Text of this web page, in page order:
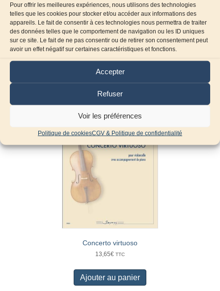
Pour offrir les meilleures expériences, nous utilisons des technologies
telles que les cookies pour stocker et/ou accéder aux informations des
appareils. Le fait de consentir à ces technologies nous permettra de traiter
des données telles que le comportement de navigation ou les ID uniques
sur ce site. Le fait de ne pas consentir ou de retirer son consentement peut
avoir un effet négatif sur certaines caractéristiques et fonctions.
Accepter
Refuser
Voir les préférences
Politique de cookiesCGV & Politique de confidentialité
Concerto virtuoso
13,65€ TTC
Ajouter au panier